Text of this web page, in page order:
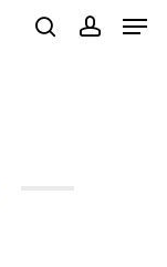
Menu